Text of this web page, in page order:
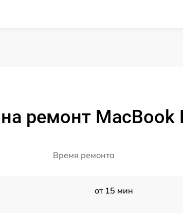
ремонт MacBook
Время ремонта
от 15 мин